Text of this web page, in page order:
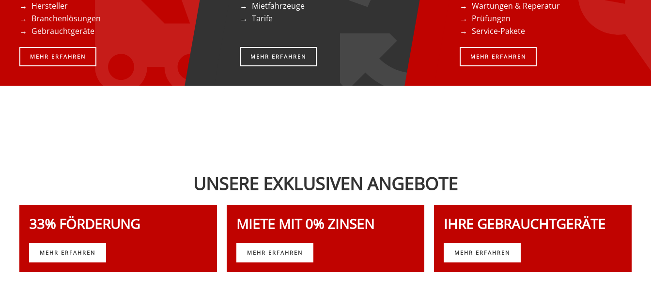
Hersteller
Branchenlösungen
Gebrauchtgeräte
MEHR ERFAHREN
Mietfahrzeuge
Tarife
MEHR ERFAHREN
Wartungen & Reperatur
Prüfungen
Service-Pakete
MEHR ERFAHREN
UNSERE EXKLUSIVEN ANGEBOTE
33% FÖRDERUNG
MEHR ERFAHREN
MIETE MIT 0% ZINSEN
MEHR ERFAHREN
IHRE GEBRAUCHTGERÄTE
MEHR ERFAHREN